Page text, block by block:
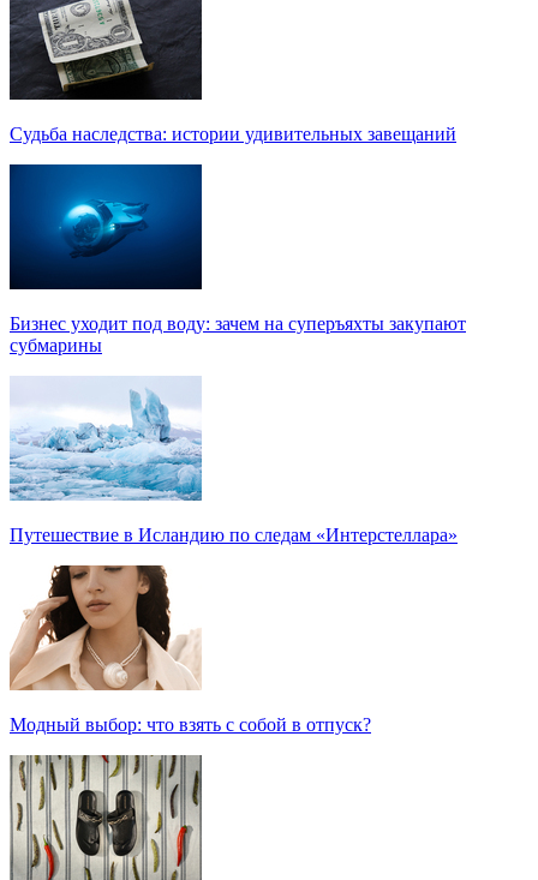
Судьба наследства: истории удивительных завещаний
Бизнес уходит под воду: зачем на суперъяхты закупают
субмарины
Путешествие в Исландию по следам «Интерстеллара»
Модный выбор: что взять с собой в отпуск?